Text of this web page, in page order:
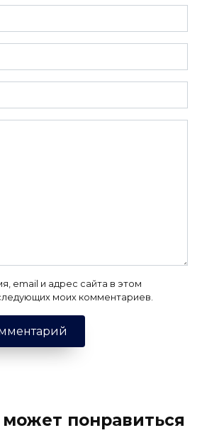
email и адрес сайта в этом
моих комментариев.
понравиться